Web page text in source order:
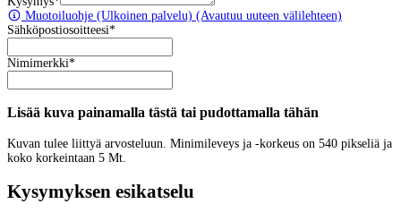
Muotoiluohje (Ulkoinen palvelu) (Avautuu uuteen välilehteen)
Sähköpostiosoitteesi*
Nimimerkki*
Lisää kuva painamalla tästä tai pudottamalla tähän
Kuvan tulee liittyä arvosteluun. Minimileveys ja -korkeus on 540 pikseliä ja
koko korkeintaan 5 Mt.
Kysymyksen esikatselu